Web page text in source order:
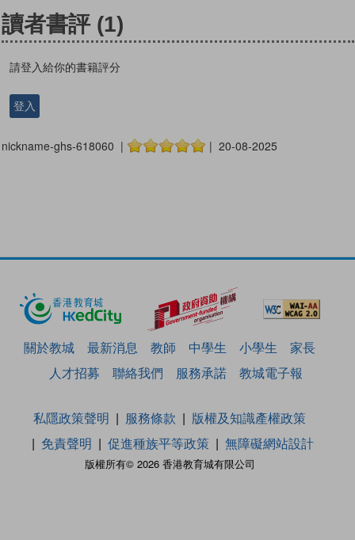
讀者書評 (1)
請登入給你的書籍評分
登入
nickname-ghs-618060 | | 20-08-2025
關於教城 最新消息 教師 中學生 小學生
家長
人才招募
聯絡我們 服務承諾 教城電子報
版權所有© 2026 香港教育城有限公司
私隱政策聲明 服務條款
版權及知識產權政策
免責聲明
促進種族平等政策 無障礙網站設計